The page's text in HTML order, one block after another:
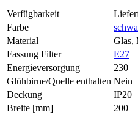
Verfügbarkeit
Farbe
Material
Glas,
Fassung Filter
E27
Energieversorgung
230
Glühbirne/Quelle enthalten Nein
Deckung
IP20
Breite [mm]
200